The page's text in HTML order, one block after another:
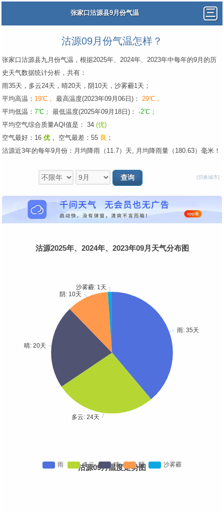
张家口沽源县9月份气温
沽源09月份气温怎样？
张家口沽源县九月份气温，根据2025年、2024年、2023年中每年的9月的历
史天气数据统计分析，共有：
雨35天，多云24天，晴20天，阴10天，沙雾霾1天；
平均高温： 19℃， 最高温度(2023年09月06日)： 29℃，
平均低温： 7℃； 最低温度(2025年09月18日)： -2℃；
平均空气综合质量AQI值是： 34 (优)
空气最好：16 优 ， 空气最差：55 良 ；
沽源近3年的每年9月份：月均降雨（11.7）天, 月均降雨量（180.63）毫米！
[切换城市]
沽源2025年、2024年、2023年09月天气分布图
沽源09月温度走势图